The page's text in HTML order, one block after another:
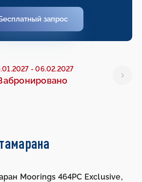
запрос
-06.02.2027
Moorings 464PC Exclusive,